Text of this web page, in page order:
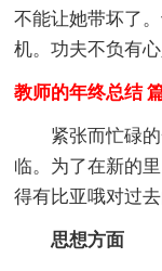
不能让她带坏了
机。功夫不负有
教师的年终总结
紧张而忙碌的
临。为了在新的
得有比亚哦对过
思想方面